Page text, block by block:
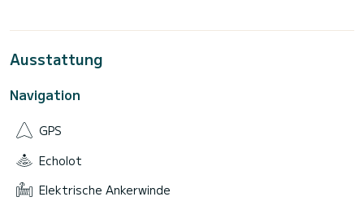
Ausstattung
Navigation
GPS
Echolot
Elektrische Ankerwinde